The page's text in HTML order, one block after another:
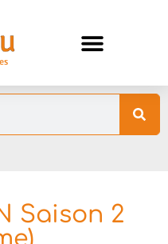
Saison 2